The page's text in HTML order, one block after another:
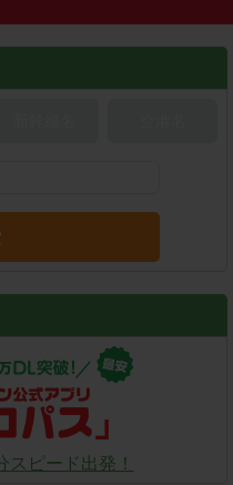
ピード出発！